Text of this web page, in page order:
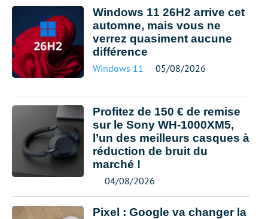
Windows 11 26H2 arrive cet
automne, mais vous ne
verrez quasiment aucune
différence
Windows 11 05/08/2026
Profitez de 150 € de remise
sur le Sony WH-1000XM5,
l’un des meilleurs casques à
réduction de bruit du
marché !
04/08/2026
Pixel : Google va changer la